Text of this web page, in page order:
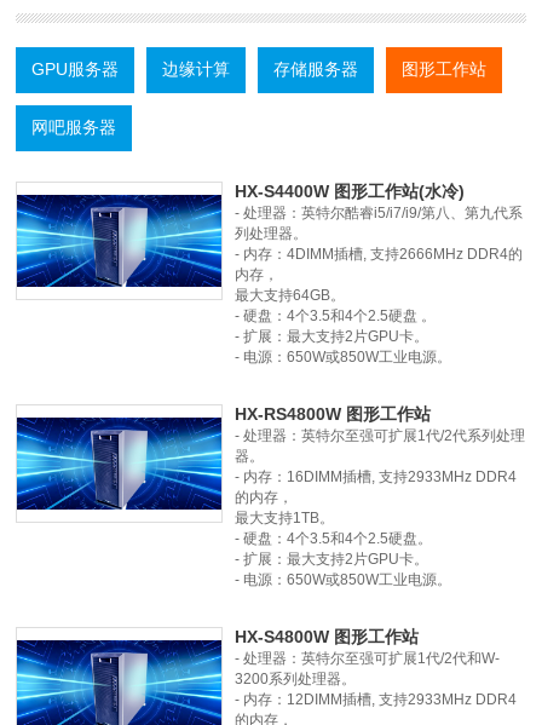
GPU服务器 边缘计算 存储服务器 图形工作站
网吧服务器
HX-S4400W 图形工作站(水冷)
- 处理器：英特尔酷睿i5/i7/i9/第八、第九代系
列处理器。
- 内存：4DIMM插槽, 支持2666MHz DDR4的
内存，
最大支持64GB。
- 硬盘：4个3.5和4个2.5硬盘 。
- 扩展：最大支持2片GPU卡。
- 电源：650W或850W工业电源。
HX-RS4800W 图形工作站
- 处理器：英特尔至强可扩展1代/2代系列处理
器。
- 内存：16DIMM插槽, 支持2933MHz DDR4
的内存，
最大支持1TB。
- 硬盘：4个3.5和4个2.5硬盘。
- 扩展：最大支持2片GPU卡。
- 电源：650W或850W工业电源。
HX-S4800W 图形工作站
- 处理器：英特尔至强可扩展1代/2代和W-
3200系列处理器。
- 内存：12DIMM插槽, 支持2933MHz DDR4
的内存，